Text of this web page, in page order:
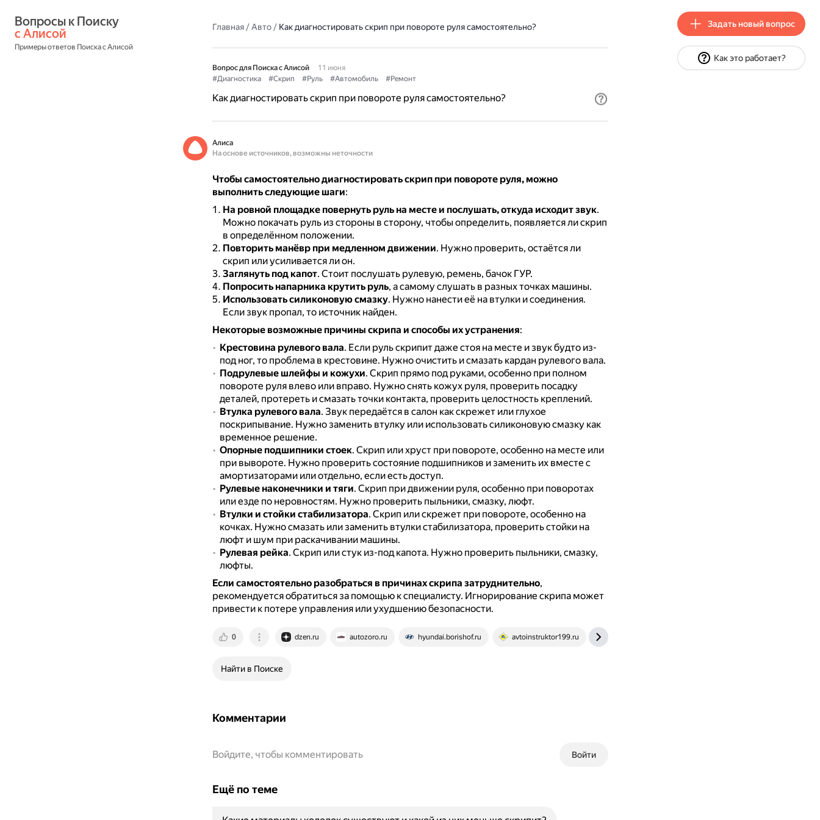
с Алисой
Примеры ответов Поиска с Алисой
Главная/Авто/ Как диагностировать скрип при повороте руля самостоятельно?
Вопрос для Поиска с Алисой
11 июня
#Диагностика
#Скрип #Руль #Автомобиль #Ремонт
Как диагностировать скрип при повороте руля самостоятельно?
Алиса
На основе источников, возможны неточности
Чтобы самостоятельно диагностировать скрип при повороте руля, можно
выполнить следующие шаги:
На ровной площадке повернуть руль на месте и послушать, откуда исходит звук.
Можно покачать руль из стороны в сторону, чтобы определить, появляется ли скрип
в определённом положении.
Повторить манёвр при медленном движении. Нужно проверить, остаётся ли
скрип или усиливается ли он.
Заглянуть под капот. Стоит послушать рулевую, ремень, бачок ГУР.
Попросить напарника крутить руль, а самому слушать в разных точках машины.
Использовать силиконовую смазку. Нужно нанести её на втулки и соединения.
Если звук пропал, то источник найден.
Некоторые возможные причины скрипа и способы их устранения:
Крестовина рулевого вала. Если руль скрипит даже стоя на месте и звук будто из-
под ног, то проблема в крестовине. Нужно очистить и смазать кардан рулевого вала.
Подрулевые шлейфы и кожухи. Скрип прямо под руками, особенно при полном
повороте руля влево или вправо. Нужно снять кожух руля, проверить посадку
деталей, протереть и смазать точки контакта, проверить целостность креплений.
Втулка рулевого вала. Звук передаётся в салон как скрежет или глухое
поскрипывание. Нужно заменить втулку или использовать силиконовую смазку как
временное решение.
Опорные подшипники стоек. Скрип или хруст при повороте, особенно на месте или
при вывороте. Нужно проверить состояние подшипников и заменить их вместе с
амортизаторами или отдельно, если есть доступ.
Рулевые наконечники и тяги. Скрип при движении руля, особенно при поворотах
или езде по неровностям. Нужно проверить пыльники, смазку, люфт.
Втулки и стойки стабилизатора. Скрип или скрежет при повороте, особенно на
кочках. Нужно смазать или заменить втулки стабилизатора, проверить стойки на
люфт и шум при раскачивании машины.
Рулевая рейка. Скрип или стук из-под капота. Нужно проверить пыльники, смазку,
люфты.
Если самостоятельно разобраться в причинах скрипа затруднительно,
рекомендуется обратиться за помощью к специалисту. Игнорирование скрипа может
привести к потере управления или ухудшению безопасности.
0 dzen.ru autozoro.ru hyundai.borishof.ru avtoinstruktor199.ru
Найти в Поиске
Комментарии
Войти
Войдите, чтобы комментировать
Ещё по теме
Задать новый вопрос
Как это работает?